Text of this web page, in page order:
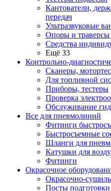
Кантователи,
передач
Ультразвуковые
Опоры и траверсы
Средства
Ещё 33
Контрольно-
Сканеры,
Для топливной
Приборы, тестеры
Проверка
Обслуживание
Все для пневмолиний
Фитинги
Быстросъемные
Шланги для
Катушки для
Фитинги
Окрасочное
Окрасочно-
Посты подготовки